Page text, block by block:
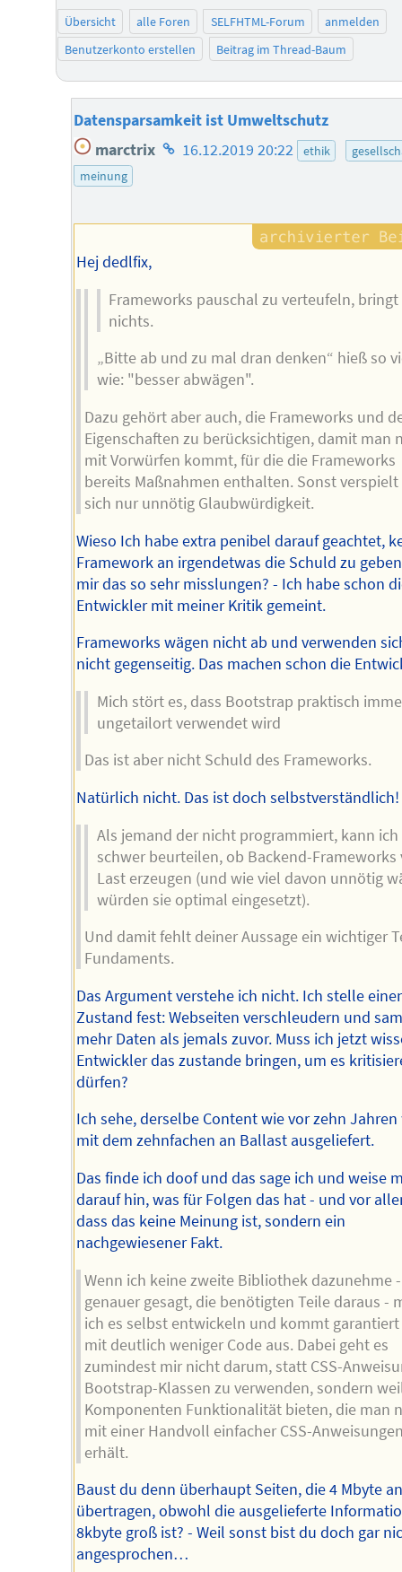
Übersicht alle Foren SELFHTML-Forum
anmelden
Benutzerkonto erstellen
Beitrag im Thread-Baum
Datensparsamkeit ist Umweltschutz
marctrix Homepage
16.12.2019 20:22 ethik
meinung
Hej dedlfix,
Frameworks pauschal zu verteufeln, bringt
nichts.
„Bitte ab und zu mal dran denken“ hieß so
wie: "besser abwägen".
Dazu gehört aber auch, die Frameworks und
Eigenschaften zu berücksichtigen, damit man
mit Vorwürfen kommt, für die die Frameworks
bereits Maßnahmen enthalten. Sonst
sich nur unnötig Glaubwürdigkeit.
Wieso Ich habe extra penibel darauf geachtet,
Framework an irgendetwas die Schuld zu
mir das so sehr misslungen? - Ich habe schon
Entwickler mit meiner Kritik gemeint.
Frameworks wägen nicht ab und verwenden
nicht gegenseitig. Das machen schon die
Mich stört es, dass Bootstrap praktisch
ungetailort verwendet wird
Das ist aber nicht Schuld des Frameworks.
Natürlich nicht. Das ist doch selbstverständlich!
Als jemand der nicht programmiert, kann ich
schwer beurteilen, ob Backend-Frameworks
Last erzeugen (und wie viel davon unnötig
würden sie optimal eingesetzt).
Und damit fehlt deiner Aussage ein wichtiger
Fundaments.
Das Argument verstehe ich nicht. Ich stelle
Zustand fest: Webseiten verschleudern und
mehr Daten als jemals zuvor. Muss ich jetzt
Entwickler das zustande bringen, um es
dürfen?
Ich sehe, derselbe Content wie vor zehn
mit dem zehnfachen an Ballast ausgeliefert.
Das finde ich doof und das sage ich und weise
darauf hin, was für Folgen das hat - und vor
dass das keine Meinung ist, sondern ein
nachgewiesener Fakt.
Wenn ich keine zweite Bibliothek dazunehme -
genauer gesagt, die benötigten Teile daraus -
ich es selbst entwickeln und kommt
mit deutlich weniger Code aus. Dabei geht es
zumindest mir nicht darum, statt CSS-
Bootstrap-Klassen zu verwenden, sondern
Komponenten Funktionalität bieten, die man
mit einer Handvoll einfacher CSS-
erhält.
Baust du denn überhaupt Seiten, die 4 Mbyte
übertragen, obwohl die ausgelieferte
8kbyte groß ist? - Weil sonst bist du doch gar
angesprochen…